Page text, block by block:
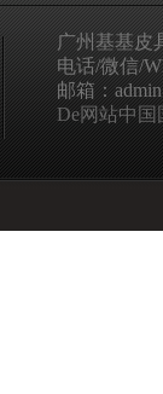
广州基基皮
电话/微信/
邮箱：
De网站中国